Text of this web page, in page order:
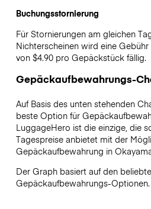
Buchungsstornierung
Für Stornierungen am gleichen
Nichterscheinen wird eine
von $4.90 pro Gepäckstück fällig.
Gepäckaufbewahrungs-
Auf Basis des unten stehenden
beste Option für
LuggageHero ist die einzige, die
Tagespreise anbietet mit der
Gepäckaufbewahrung in
Der Graph basiert auf den
Gepäckaufbewahrungs-Optionen.